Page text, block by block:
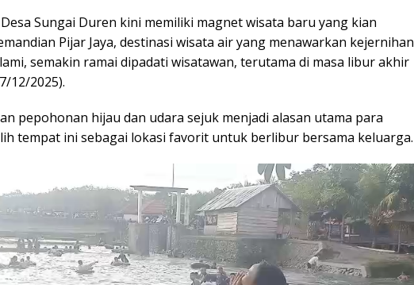
Sungai Duren kini memiliki magnet wisata baru yang kian
Pijar Jaya, destinasi wisata air yang menawarkan kejernihan
semakin ramai dipadati wisatawan, terutama di masa libur akhir
12/2025).
pepohonan hijau dan udara sejuk menjadi alasan utama para
tempat ini sebagai lokasi favorit untuk berlibur bersama keluarga.